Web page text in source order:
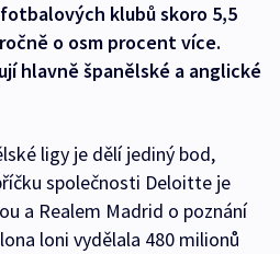
klubů skoro 5,5
o osm procent více.
hlavně španělské a anglické
ligy je dělí jediný bod,
společnosti Deloitte je
a Realem Madrid o poznání
loni vydělala 480 milionů